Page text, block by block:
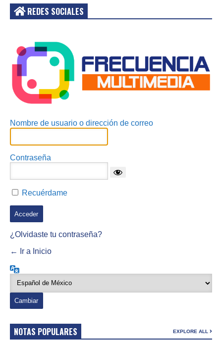
REDES SOCIALES
Nombre de usuario o dirección de correo
Contraseña
Recuérdame
¿Olvidaste tu contraseña?
← Ir a Inicio
NOTAS POPULARES EXPLORE ALL